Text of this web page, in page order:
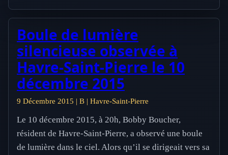
Boule de lumière
silencieuse observée à
Havre-Saint-Pierre le 10
décembre 2015
9 Décembre 2015 | B | Havre-Saint-Pierre
Le 10 décembre 2015, à 20h, Bobby Boucher,
résident de Havre-Saint-Pierre, a observé une boule
de lumière dans le ciel. Alors qu’il se dirigeait vers sa